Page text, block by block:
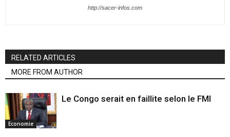
http://sacer-infos.com
RELATED ARTICLES
MORE FROM AUTHOR
Economie
Le Congo serait en faillite selon le FMI